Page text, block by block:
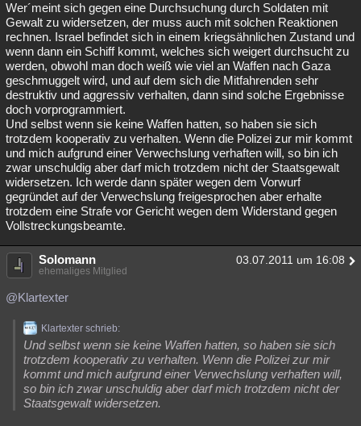
Wer´meint sich gegen eine Durchsuchung durch Soldaten mit
Gewalt zu widersetzen, der muss auch mit solchen Reaktionen
rechnen. Israel befindet sich in einem kriegsähnlichen Zustand und
wenn dann ein Schiff kommt, welches sich weigert durchsucht zu
werden, obwohl man doch weiß wie viel an Waffen nach Gaza
geschmuggelt wird, und auf dem sich die Mitfahrenden sehr
destruktiv und aggressiv verhalten, dann sind solche Ergebnisse
doch vorprogrammiert.
Und selbst wenn sie keine Waffen hatten, so haben sie sich
trotzdem kooperativ zu verhalten. Wenn die Polizei zur mir kommt
und mich aufgrund einer Verwechslung verhaften will, so bin ich
zwar unschuldig aber darf mich trotzdem nicht der Staatsgewalt
widersetzen. Ich werde dann später wegen dem Vorwurf
gegründet auf der Verwechslung freigesprochen aber erhalte
trotzdem eine Strafe vor Gericht wegen dem Widerstand gegen
Vollstreckungsbeamte.
Solomann 03.07.2011 um 16:08
ehemaliges Mitglied
@Klartexter
Klartexter schrieb:
Und selbst wenn sie keine Waffen hatten, so haben sie sich
trotzdem kooperativ zu verhalten. Wenn die Polizei zur mir
kommt und mich aufgrund einer Verwechslung verhaften will,
so bin ich zwar unschuldig aber darf mich trotzdem nicht der
Staatsgewalt widersetzen.